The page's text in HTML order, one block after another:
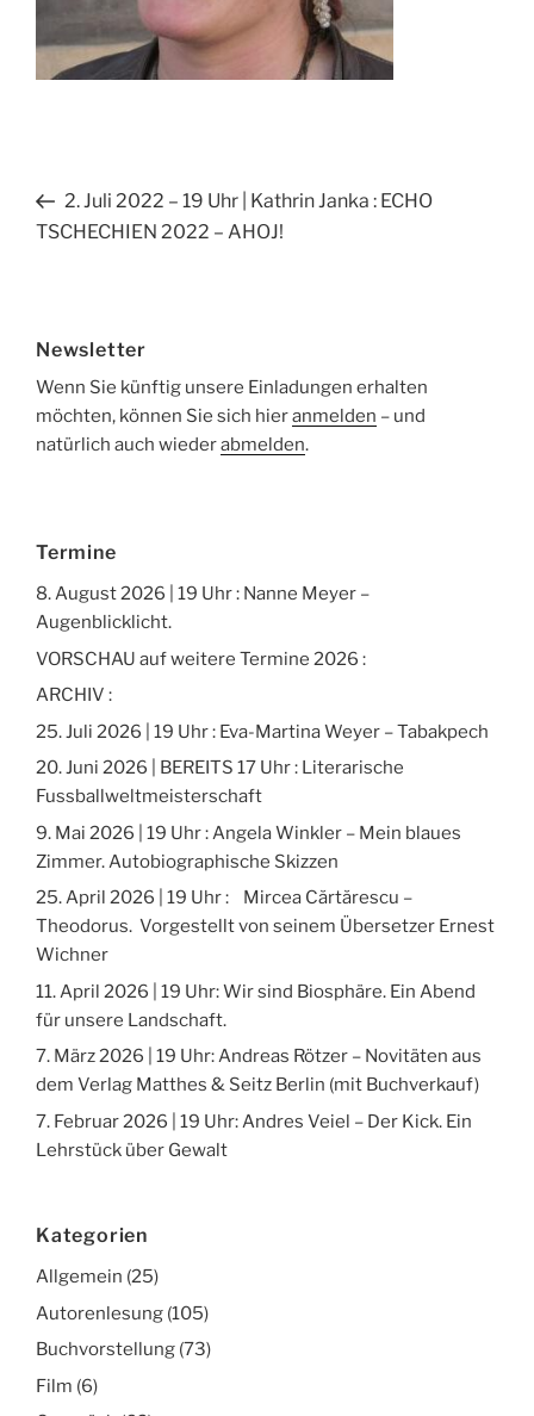
Beitragsnavigation
Vorheriger
Beitrag
2. Juli 2022 – 19 Uhr | Kathrin Janka : ECHO
TSCHECHIEN 2022 – AHOJ!
Newsletter
Wenn Sie künftig unsere Einladungen erhalten
möchten, können Sie sich hieranmelden – und
natürlich auch wiederabmelden.
Termine
8. August 2026 | 19 Uhr : Nanne Meyer –
Augenblicklicht.
VORSCHAU auf weitere Termine 2026 :
ARCHIV :
25. Juli 2026 | 19 Uhr : Eva-Martina Weyer – Tabakpech
20. Juni 2026 | BEREITS 17 Uhr : Literarische
Fussballweltmeisterschaft
9. Mai 2026 | 19 Uhr : Angela Winkler – Mein blaues
Zimmer. Autobiographische Skizzen
25. April 2026 | 19 Uhr : Mircea Cărtărescu –
Theodorus. Vorgestellt von seinem Übersetzer Ernest
Wichner
11. April 2026 | 19 Uhr: Wir sind Biosphäre. Ein Abend
für unsere Landschaft.
7. März 2026 | 19 Uhr: Andreas Rötzer – Novitäten aus
dem Verlag Matthes & Seitz Berlin (mit Buchverkauf)
7. Februar 2026 | 19 Uhr: Andres Veiel – Der Kick. Ein
Lehrstück über Gewalt
Kategorien
Allgemein (25)
Autorenlesung (105)
Buchvorstellung (73)
Film (6)